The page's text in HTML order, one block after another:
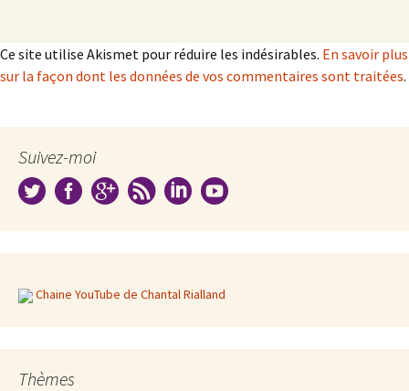
Ce site utilise Akismet pour réduire les indésirables. En savoir plus
sur la façon dont les données de vos commentaires sont traitées.
Suivez-moi
Chaine YouTube de Chantal Rialland
Thèmes